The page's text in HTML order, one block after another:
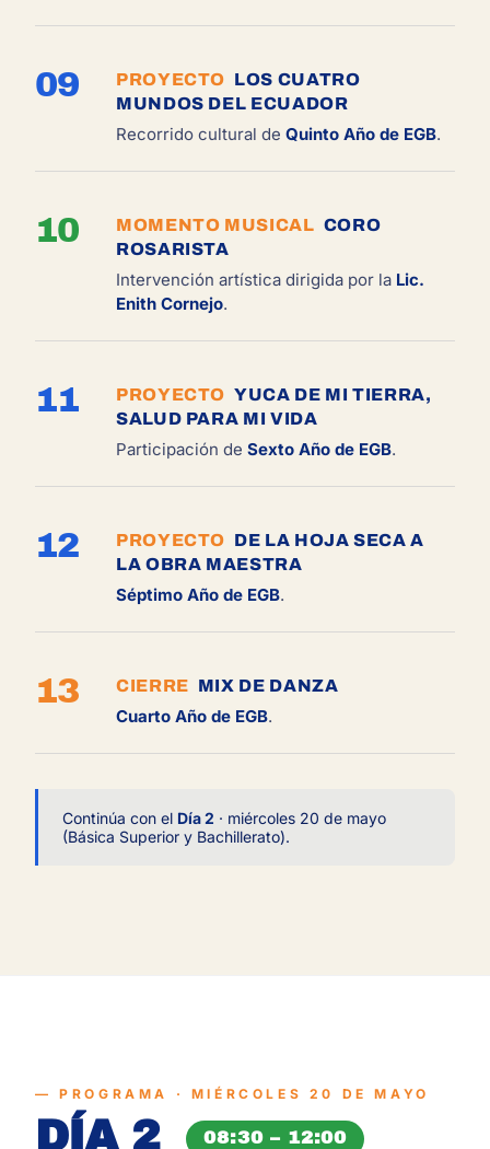
09 PROYECTO LOS CUATRO
MUNDOS DEL ECUADOR
Recorrido cultural de Quinto Año de EGB.
10 MOMENTO MUSICAL CORO
ROSARISTA
Intervención artística dirigida por la Lic.
Enith Cornejo.
11 PROYECTO YUCA DE MI TIERRA,
SALUD PARA MI VIDA
Participación de Sexto Año de EGB.
12 PROYECTO DE LA HOJA SECA A
LA OBRA MAESTRA
Séptimo Año de EGB.
13 CIERRE MIX DE DANZA
Cuarto Año de EGB.
Continúa con el Día 2 · miércoles 20 de mayo
(Básica Superior y Bachillerato).
PROGRAMA · MIÉRCOLES 20 DE MAYO
DÍA 2 08:30 – 12:00